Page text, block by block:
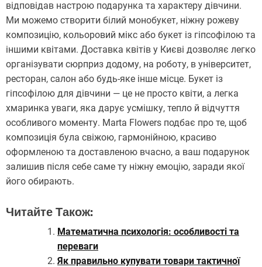
відповідав настрою подарунка та характеру дівчини.
Ми можемо створити білий монобукет, ніжну рожеву
композицію, кольоровий мікс або букет із гіпсофілою та
іншими квітами. Доставка квітів у Києві дозволяє легко
організувати сюрприз додому, на роботу, в університет,
ресторан, салон або будь-яке інше місце. Букет із
гіпсофілою для дівчини — це не просто квіти, а легка
хмаринка уваги, яка дарує усмішку, тепло й відчуття
особливого моменту. Marta Flowers подбає про те, щоб
композиція була свіжою, гармонійною, красиво
оформленою та доставленою вчасно, а ваш подарунок
залишив після себе саме ту ніжну емоцію, заради якої
його обирають.
Читайте Також:
Математична психологія: особливості та
переваги
Як правильно купувати товари тактичної